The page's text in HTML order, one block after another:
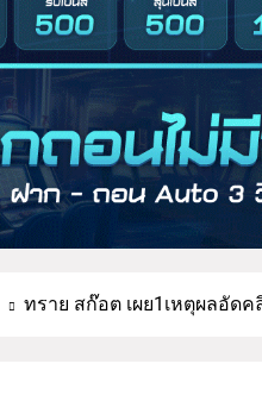
ทราย สก๊อต เผย1เหตุผลอัด